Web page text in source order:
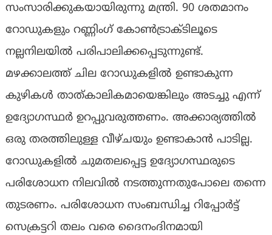
സംസാരിക്കുകയായിരുന്നു മന്ത്രി. 90 ശതമാനം
റോഡുകളും റണ്ണിംഗ് കോണ്‍ട്രാക്ടിലൂടെ
നല്ലനിലയില്‍ പരിപാലിക്കപ്പെടുന്നുണ്ട്.
മഴക്കാലത്ത് ചില റോഡുകളില്‍ ഉണ്ടാകുന്ന
കുഴികള്‍ താത്കാലികമായെങ്കിലും അടച്ചു എന്ന്
ഉദ്യോഗസ്ഥര്‍ ഉറപ്പുവരുത്തണം. അക്കാര്യത്തില്‍
ഒരു തരത്തിലുള്ള വീഴ്ചയും ഉണ്ടാകാന്‍ പാടില്ല.
റോഡുകളില്‍ ചുമതലപ്പെട്ട ഉദ്യോഗസ്ഥരുടെ
പരിശോധന നിലവില്‍ നടത്തുന്നതുപോലെ തന്നെ
തുടരണം. പരിശോധന സംബന്ധിച്ച റിപ്പോര്‍ട്ട്
സെക്രട്ടറി തലം വരെ ദൈനംദിനമായി